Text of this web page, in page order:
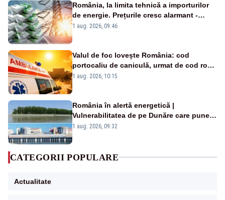
România, la limita tehnică a importurilor
de energie. Prețurile cresc alarmant -
Analiză Realitatea Plus
1 aug. 2026, 09:46
Valul de foc lovește România: cod
portocaliu de caniculă, urmat de cod roșu
duminică. Temperaturile urcă spre 40°C
1 aug. 2026, 10:15
România în alertă energetică |
Vulnerabilitatea de pe Dunăre care pune
în pericol Centrala Cernavodă era
1 aug. 2026, 09:32
CATEGORII POPULARE
Actualitate